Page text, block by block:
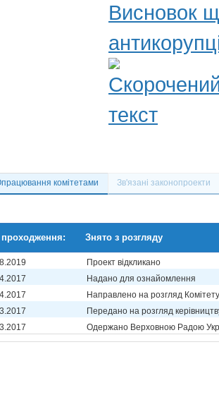
Висновок
комітетами Зв'язані законопроекти
проходження: Знято з розгляду
Проект відкликано
Надано для ознайомлення
Направлено на розгляд Комітету
Передано на розгляд
Одержано Верховною Радою